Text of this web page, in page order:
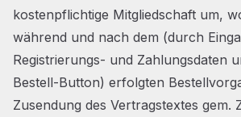
kostenpflichtige Mitgliedschaft um,
während und nach dem (durch
Registrierungs- und Zahlungsdaten
Bestell-Button) erfolgten
Zusendung des Vertragstextes gem.